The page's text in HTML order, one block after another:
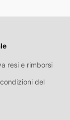
resi e rimborsi
del